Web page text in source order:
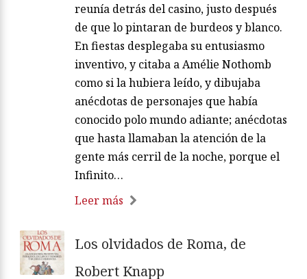
reunía detrás del casino, justo después
de que lo pintaran de burdeos y blanco.
En fiestas desplegaba su entusiasmo
inventivo, y citaba a Amélie Nothomb
como si la hubiera leído, y dibujaba
anécdotas de personajes que había
conocido polo mundo adiante; anécdotas
que hasta llamaban la atención de la
gente más cerril de la noche, porque el
Infinito…
Leer más
Los olvidados de Roma, de
Robert Knapp